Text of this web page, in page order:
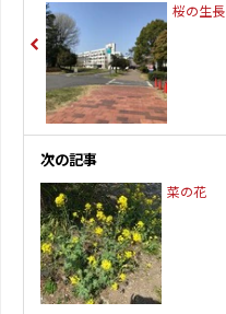
桜の生長
次の記事
菜の花